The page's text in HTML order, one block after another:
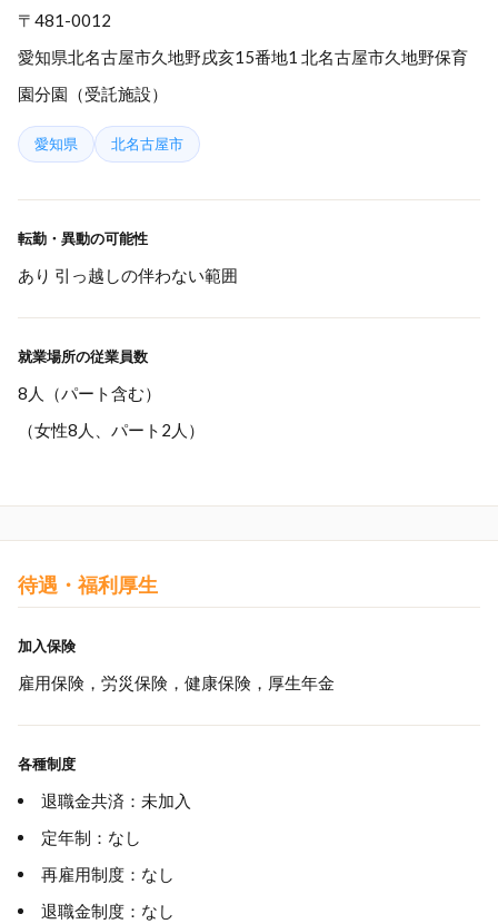
〒481-0012
愛知県北名古屋市久地野戌亥15番地1 北名古屋市久地野保育
園分園（受託施設）
愛知県 北名古屋市
転勤・異動の可能性
あり 引っ越しの伴わない範囲
就業場所の従業員数
8人（パート含む）
（女性8人、パート2人）
待遇・福利厚生
加入保険
雇用保険，労災保険，健康保険，厚生年金
各種制度
退職金共済：未加入
定年制：なし
再雇用制度：なし
退職金制度：なし